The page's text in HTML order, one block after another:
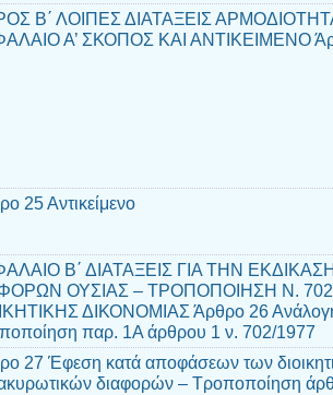
Β΄ ΛΟΙΠΕΣ ΔΙΑΤΑΞΕΙΣ
Α’ ΣΚΟΠΟΣ ΚΑΙ ΑΝΤΙΚΕΙΜΕΝΟ
25 Αντικείμενο
Β΄ ΔΙΑΤΑΞΕΙΣ ΓΙΑ ΤΗΝ
ΟΥΣΙΑΣ – ΤΡΟΠΟΠΟΙΗΣΗ Ν. 702/
ΔΙΚΟΝΟΜΙΑΣ Άρθρο 26
παρ. 1Α άρθρου 1 ν. 702/1977
27 Έφεση κατά αποφάσεων των
διαφορών – Τροποποίηση